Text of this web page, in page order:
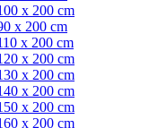
x 200 cm
x 200 cm
x 200 cm
x 200 cm
x 200 cm
x 200 cm
x 200 cm
x 200 cm